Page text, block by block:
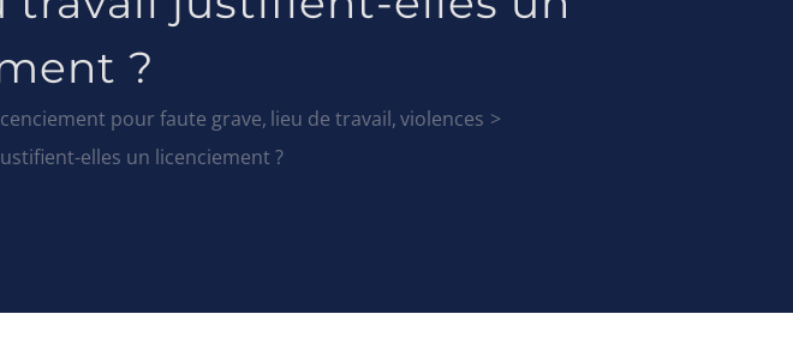
?
pour faute grave lieu de travail violences
elles un licenciement ?